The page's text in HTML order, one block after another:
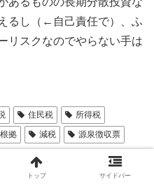
るし（←自己責任で）、ふ
リスクなのでやらない手は
住民税
所得税
拠 減税 源泉徴収票
トップ サイドバー